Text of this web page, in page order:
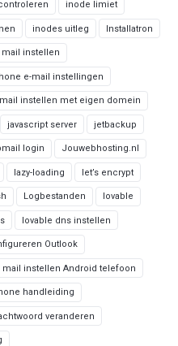
inode limiet
inodes uitleg Installatron
mail instellen
e-mail instellingen
instellen met eigen domein
javascript server jetbackup
login Jouwebhosting.nl
lazy-loading let’s encrypt
Logbestanden lovable
lovable dns instellen
Outlook
mail instellen Android telefoon
handleiding
veranderen